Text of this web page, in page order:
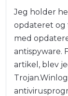
Jeg holder
opdateret
med
antispyware.
artikel, blev